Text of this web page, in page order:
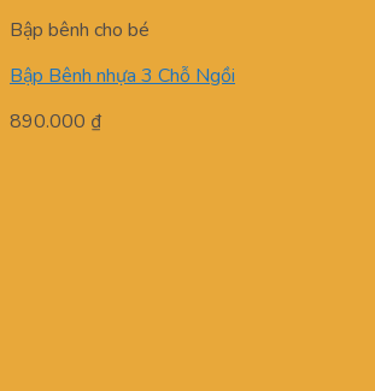
Bập bênh cho bé
Bập Bênh nhựa 3 Chỗ Ngồi
890.000 ₫